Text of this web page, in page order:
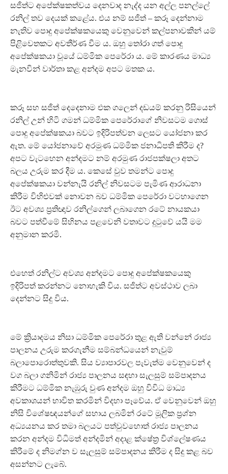
සජිත්ට අපේක්ෂකත්වය දෙනවාද නැද්ද යන අල්ල පනල්ලේ
රනිල් තව දෙයක් කළේය. එය නම් සජිත් – කරූ දෙන්නාම
නැතිව පොදු අපේක්ෂකයෙකු වෙනුවෙන් කල්පනාවකින් යම්
පිළිවෙතකට අවතීර්ණ වීම ය. ඔහු තෝරා ගත් පොදු
අපේක්ෂකයා වූයේ ධම්මික පෙරේරා ය. මේ කාරණය මාධ්‍ය
මැනවින් වාර්තා කළ අන්දම අපට මතක ය.
කරූ සහ සජිත් දෙදෙනාම එක ගලෙන් දඩයම් කරනු රිසියෙන්
රනිල් උන් හිටි ගමන් ධම්මික පෙරේරාගේ නිවසටම ගොස්
පොදු අපේක්ෂකයා බවට ඉදිරිපත්වන ලෙසට යෝජනා කර
ඇත. මේ යෝජනාවේ අරමුණ ධම්මික ජනාධිපති කිරීම ද?
අපට වැටහෙන අන්දමට නම් අරමුණ රාජපක්ෂලා අතට
බලය උරුම කර දීම ය. කෙසේ වුව තමන්ට පොදු
අපේක්ෂකයා වන්නැයි රනිල් නිවසටම පැමිණ ආරාධනා
කිරීම විහිළුවක් නොවන බව ධම්මික පෙරේරා වටහාගෙන
ඊට අවශ්‍ය ප්‍රතිඥාව රනිල්ගෙන් ලබාගෙන රටේ නායකයා
බවට පත්වීමේ සිහිනය පළවෙනි වතාවට දුටුවේ යයි මම
අනුමාන කරමි.
එහෙත් රනිල්ට අවශ්‍ය අන්දමට පොදු අපේක්ෂකයෙකු
ඉදිරිපත් කරන්නට නොහැකි විය. සජිත්ට අවස්ථාව ලබා
දෙන්නට සිදු විය.
මේ ක්‍රියාදමය නිසා ධම්මික පෙරේරා තුළ ඇති වන්නේ රාජ්‍ය
පාලනය උරුම කරගැනීම සම්බන්ධයෙන් නැවුම්
බලාපොරොත්තුවකි. සිය ව්‍යාපාරවල පැවැත්ම වෙනුවෙන් ද
වග බලා ගනිමින් රාජ්‍ය පාලනය සඳහා සැලසුම් සම්පාදනය
කිරීමට ධම්මික නැඹුරු වුණ අන්දම ඔහු විවිධ මාධ්‍ය
අවකාශයන් භාවිත කරමින් විදහා පෑවේය. ඒ වෙනුවෙන් ඔහු
නිසි විශේෂඥයන්ගේ සහාය ලබමින් රටේ මූලික ප්‍රශ්න
අධ්‍යයනය කර තමා බලයට පත්වුවහොත් රාජ්‍ය පාලනය
කරන අන්දම විධිමත් අන්දමින් අදාළ ක්ෂේත්‍ර විශ්ලේෂණය
කිරීමේ ද නිමග්න ව සැලසුම් සම්පාදනය කිරීම ද සිදු කළ බව
අසන්නට ලැබේ.